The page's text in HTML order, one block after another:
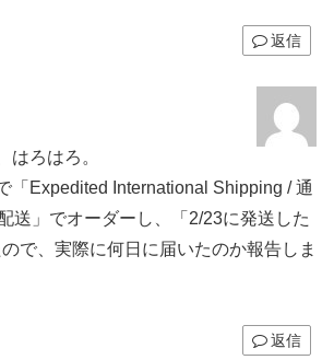
返信
はろはろ。
「Expedited International Shipping / 通
送」でオーダーし、「2/23に発送した
で、実際に何日に届いたのか報告しま
返信